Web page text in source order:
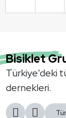
Bisiklet
Türkiye'deki
dernekleri.